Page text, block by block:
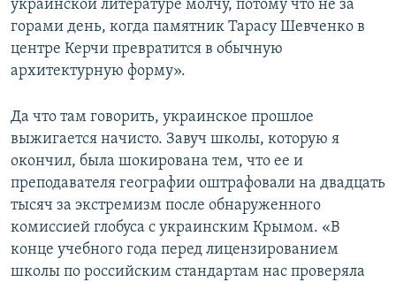
украинской литературе молчу, потому что не за
горами день, когда памятник Тарасу Шевченко в
центре Керчи превратится в обычную
архитектурную форму».
Да что там говорить, украинское прошлое
выжигается начисто. Завуч школы, которую я
окончил, была шокирована тем, что ее и
преподавателя географии оштрафовали на двадцать
тысяч за экстремизм после обнаруженного
комиссией глобуса с украинским Крымом. «В
конце учебного года перед лицензированием
школы по российским стандартам нас проверяла